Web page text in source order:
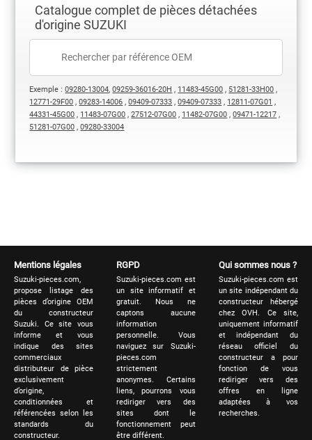
Catalogue complet de pièces détachées
d'origine SUZUKI
Exemple :09280-13004,09259-36016-20H , 11483-45G00 , 51281-33H00 ,
12771-29F00 ,09283-14006 ,09409-07333 ,09409-07333 , 12811-07G01 ,
44331-45G00 , 11483-07G00 ,27512-07G00 , 11482-07G00 ,09471-12217 ,
51281-07G00 ,09280-33004
Mentions légales
Suzuki-pieces.com,
propose listage des
pièces d’origine OEM
du constructeur
Suzuki. Ce site vous
informe et vous
indique des sites
commerciaux
distributeur de pièce
exclusivement
d’origine,
conditionnées et
référencées selon les
standards du
constructeur.
RGPD
Suzuki-pieces.com est
un site informatif et
gratuit. Nous ne
captons aucune
information
personnelle. Vous
naviguez sur Suzuki-
pieces.com
strictement
anonymes. Certains
liens, pourrons vous
rediriger vers des
sites dont le
fonctionnement peut
être différent.
Qui sommes nous ?
Suzuki-pieces.com est
un site indépendant du
constructeur hébergé
chez OVH. Ce site,
uniquement informatif
et indépendant du
réseau officiel du
constructeur a pour
fonction de vous
rediriger vers des
offres en ligne
adaptées à vos
recherches.